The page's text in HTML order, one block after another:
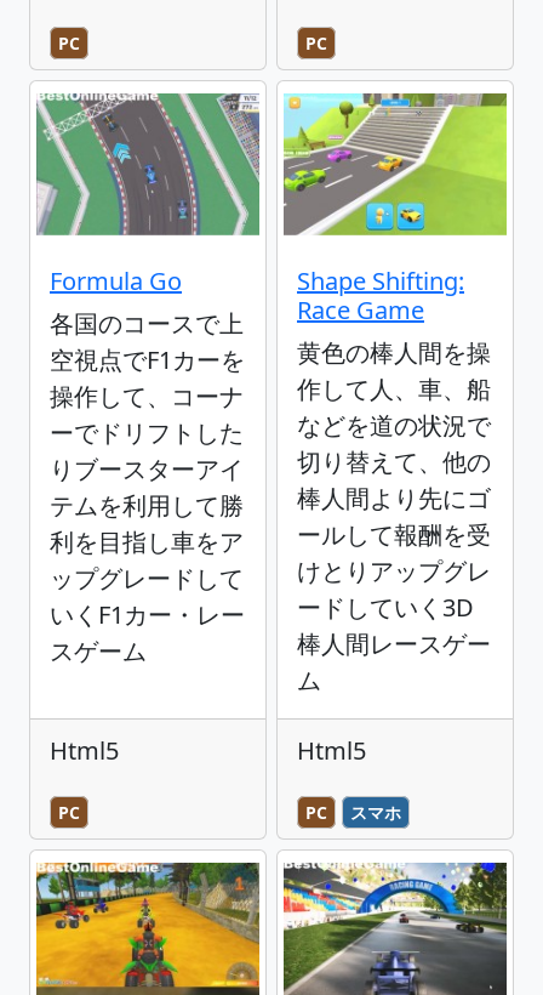
PC PC
Formula Go
各国のコースで上
空視点でF1カーを
操作して、コーナ
ーでドリフトした
りブースターアイ
テムを利用して勝
利を目指し車をア
ップグレードして
いくF1カー・レー
スゲーム
Html5
PC
Shape Shifting:
Race Game
黄色の棒人間を操
作して人、車、船
などを道の状況で
切り替えて、他の
棒人間より先にゴ
ールして報酬を受
けとりアップグレ
ードしていく3D
棒人間レースゲー
ム
Html5
PC スマホ